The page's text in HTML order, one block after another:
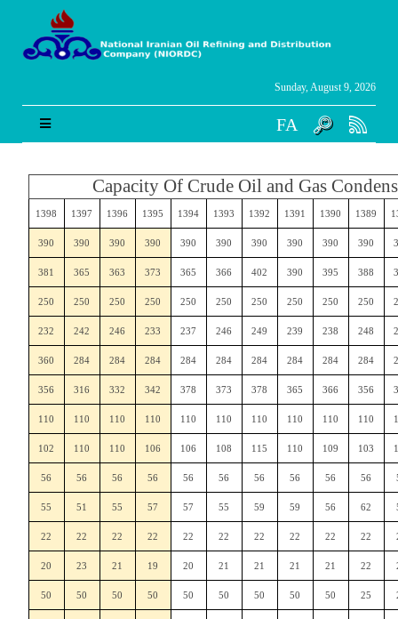
Sunday, August 9, 2026
FA
Capacity Of Crude Oil and Gas
1389
1390
1391
1392
1393
1394
1395
1396
1397
1398
390
390
390
390
390
390
390
390
390
390
388
395
390
402
366
365
373
363
365
381
250
250
250
250
250
250
250
250
250
250
248
238
239
249
246
237
233
246
242
232
284
284
284
284
284
284
284
284
284
360
356
366
365
378
373
378
342
332
316
356
110
110
110
110
110
110
110
110
110
110
103
109
110
115
108
106
106
110
110
102
56
56
56
56
56
56
56
56
56
56
62
56
59
59
55
57
57
55
51
55
22
22
22
22
22
22
22
22
22
22
22
21
21
21
21
20
19
21
23
20
25
50
50
50
50
50
50
50
50
50